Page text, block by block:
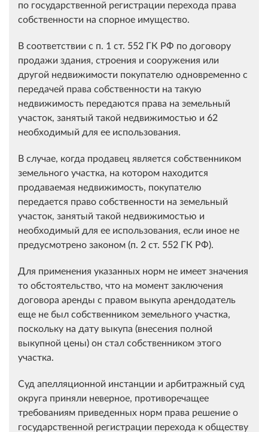
по государственной регистрации перехода права
собственности на спорное имущество.
В соответствии с п. 1 ст. 552 ГК РФ по договору
продажи здания, строения и сооружения или
другой недвижимости покупателю одновременно с
передачей права собственности на такую
недвижимость передаются права на земельный
участок, занятый такой недвижимостью и 62
необходимый для ее использования.
В случае, когда продавец является собственником
земельного участка, на котором находится
продаваемая недвижимость, покупателю
передается право собственности на земельный
участок, занятый такой недвижимостью и
необходимый для ее использования, если иное не
предусмотрено законом (п. 2 ст. 552 ГК РФ).
Для применения указанных норм не имеет значения
то обстоятельство, что на момент заключения
договора аренды с правом выкупа арендодатель
еще не был собственником земельного участка,
поскольку на дату выкупа (внесения полной
выкупной цены) он стал собственником этого
участка.
Суд апелляционной инстанции и арбитражный суд
округа приняли неверное, противоречащее
требованиям приведенных норм права решение о
государственной регистрации перехода к обществу